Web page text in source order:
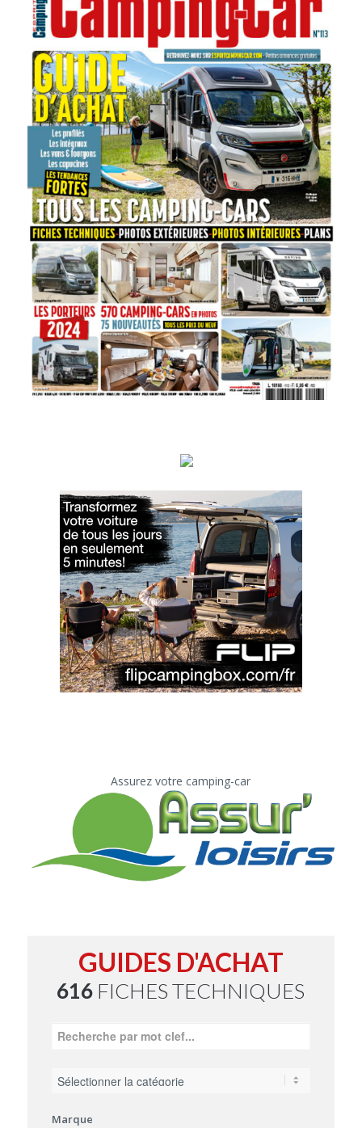
Assurez votre camping-car
GUIDES D'ACHAT
616 FICHES TECHNIQUES
Marque